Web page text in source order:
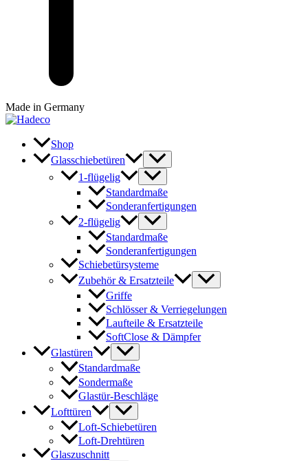
Made in Germany
Shop
Glasschiebetüren
1-flügelig
Standardmaße
Sonderanfertigungen
2-flügelig
Standardmaße
Sonderanfertigungen
Schiebetürsysteme
Zubehör & Ersatzteile
Griffe
Schlösser & Verriegelungen
Laufteile & Ersatzteile
SoftClose & Dämpfer
Glastüren
Standardmaße
Sondermaße
Glastür-Beschläge
Lofttüren
Loft-Schiebetüren
Loft-Drehtüren
Glaszuschnitt